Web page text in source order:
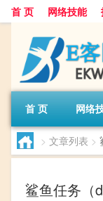
首 页 网络技能
首 页 网络
> 文章列表 >
鲨鱼任务（